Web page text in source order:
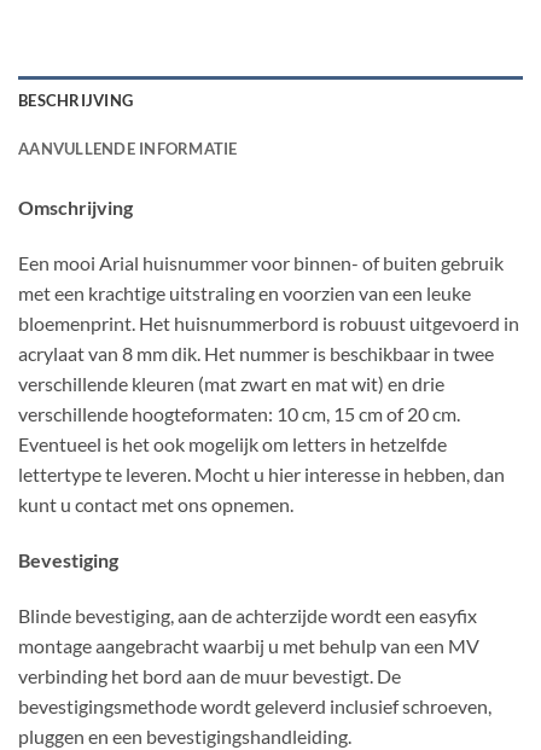
BESCHRIJVING
AANVULLENDE INFORMATIE
Omschrijving
Een mooi Arial huisnummer voor binnen- of buiten gebruik
met een krachtige uitstraling en voorzien van een leuke
bloemenprint. Het huisnummerbord is robuust uitgevoerd in
acrylaat van 8 mm dik. Het nummer is beschikbaar in twee
verschillende kleuren (mat zwart en mat wit) en drie
verschillende hoogteformaten: 10 cm, 15 cm of 20 cm.
Eventueel is het ook mogelijk om letters in hetzelfde
lettertype te leveren. Mocht u hier interesse in hebben, dan
kunt u contact met ons opnemen.
Bevestiging
Blinde bevestiging, aan de achterzijde wordt een easyfix
montage aangebracht waarbij u met behulp van een MV
verbinding het bord aan de muur bevestigt. De
bevestigingsmethode wordt geleverd inclusief schroeven,
pluggen en een bevestigingshandleiding.